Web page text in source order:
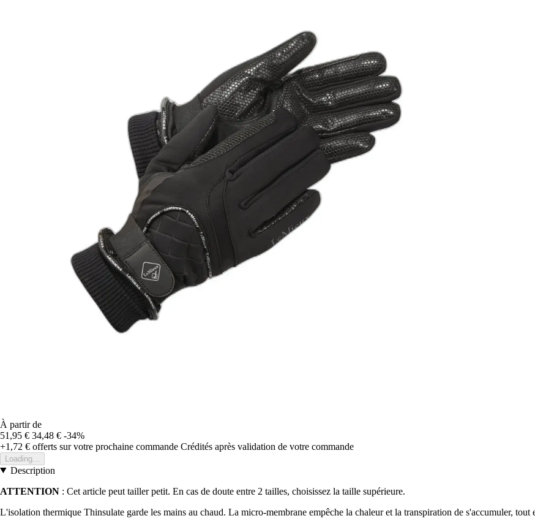
À partir de
51,95 € 34,48 € -34%
+1,72 € offerts sur votre prochaine commande Crédités après validation de votre commande
Loading...
Description
ATTENTION : Cet article peut tailler petit. En cas de doute entre 2 tailles, choisissez la taille supérieure.
L'isolation thermique Thinsulate garde les mains au chaud. La micro-membrane empêche la chaleur et la transpiration de s'accumuler,